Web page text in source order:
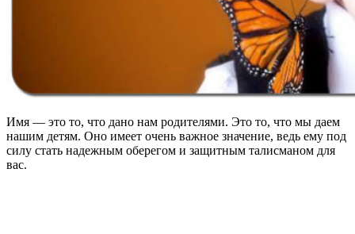
Имя — это то, что дано нам родителями. Это то, что мы даем
нашим детям. Оно имеет очень важное значение, ведь ему под
силу стать надежным оберегом и защитным талисманом для
вас.